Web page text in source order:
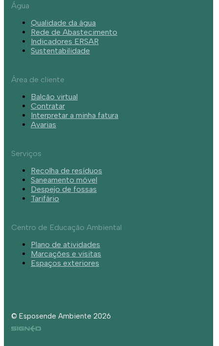
Água
Qualidade da água
Rede de Abastecimento
Indicadores ERSAR
Sustentabilidade
Área de cliente
Balcão virtual
Contratar
Interpretar a minha fatura
Avarias
Serviços
Recolha de resíduos
Saneamento móvel
Despejo de fossas
Tarifário
Centro de Educação Ambiental
Plano de atividades
Marcações e visitas
Espaços exteriores
© Esposende Ambiente 2026